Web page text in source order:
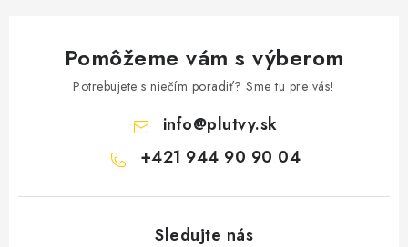
Pomôžeme vám s výberom
Potrebujete s niečím poradiť? Sme tu pre vás!
info@plutvy.sk
+421 944 90 90 04